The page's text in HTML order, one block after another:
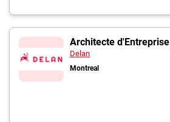
Architecte d'Entreprise
Delan
Montreal